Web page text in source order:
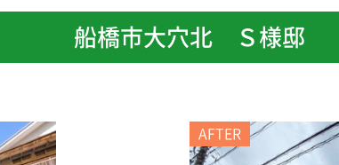
船橋市大穴北 Ｓ様邸
AFTER